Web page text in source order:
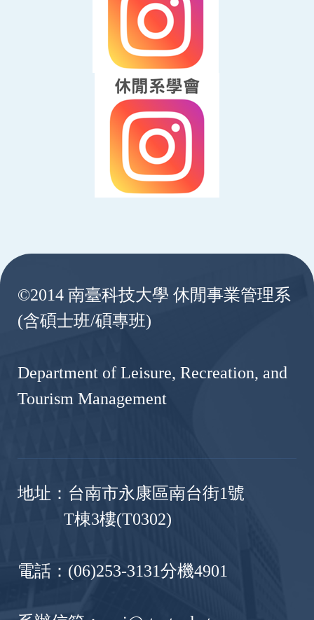
©2014 南臺科技大學 休閒事業管理系
(含碩士班/碩專班)
Department of Leisure, Recreation, and
Tourism Management
地址：台南市永康區南台街1號
T棟3樓(T0302)
電話：(06)253-3131分機4901